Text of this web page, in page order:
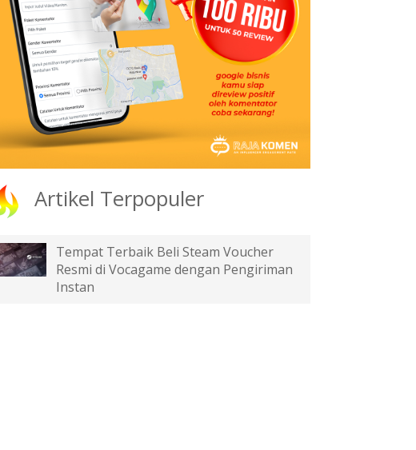
Artikel Terpopuler
Tempat Terbaik Beli Steam Voucher
Resmi di Vocagame dengan Pengiriman
Instan